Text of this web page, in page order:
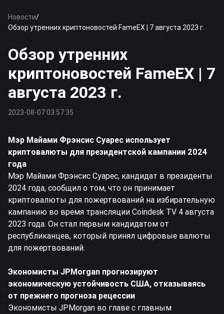
Новости/
Обзор утренних криптоновостей FameEX | 7 августа 2023 г.
Обзор утренних
криптоновостей FameEX | 7
августа 2023 г.
2023-08-07 03:57:35
Мэр Майами Фрэнсис Суарес использует
криптовалюты для президентской кампании 2024
года
Мэр Майами Фрэнсис Суарес, кандидат в президенты
2024 года, сообщил о том, что он принимает
криптовалюты для пожертвований на избирательную
кампанию во время трансляции Coindesk TV 4 августа
2023 года. Он стал первым кандидатом от
республиканцев, который принял цифровые валюты
для пожертвований.
Экономисты JPMorgan прогнозируют
экономическую устойчивость США, отказываясь
от прежнего прогноза рецессии
Экономисты JPMorgan во главе с главным